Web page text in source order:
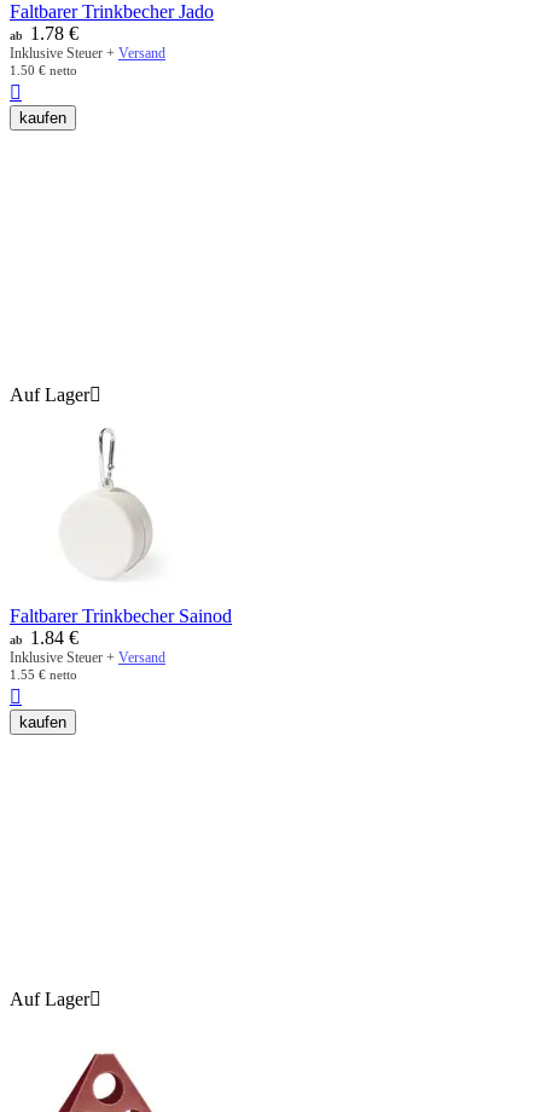
Faltbarer Trinkbecher Jado
ab 1.78 €
Inklusive Steuer + Versand
1.50 € netto

kaufen
Auf Lager
Faltbarer Trinkbecher Sainod
ab 1.84 €
Inklusive Steuer + Versand
1.55 € netto

kaufen
Auf Lager